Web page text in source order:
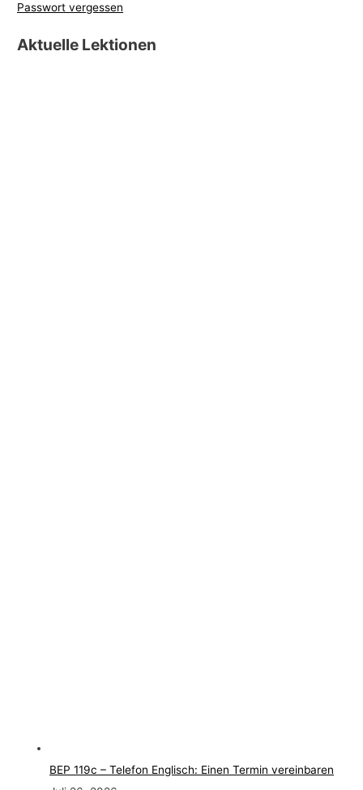
Passwort vergessen
Aktuelle Lektionen
BEP 119c – Telefon Englisch: Einen Termin vereinbaren